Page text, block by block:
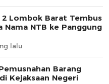
2 Lombok Barat Tembus
Nama NTB ke Panggung
lalu
Barang
Kejaksaan Negeri